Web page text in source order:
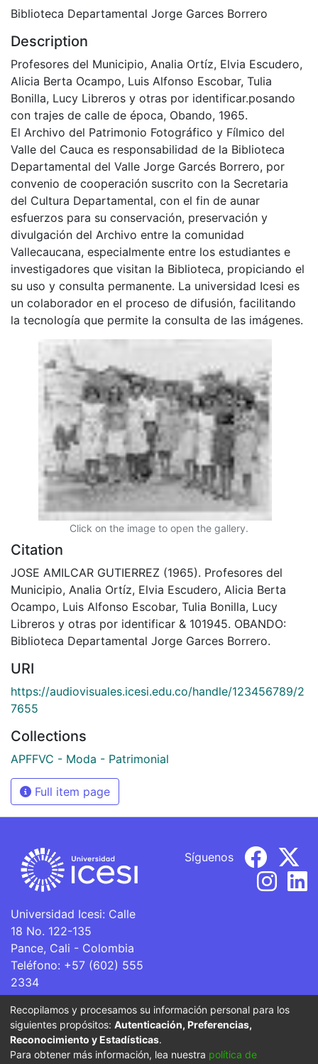
Biblioteca Departamental Jorge Garces Borrero
Description
Profesores del Municipio, Analia Ortíz, Elvia Escudero,
Alicia Berta Ocampo, Luis Alfonso Escobar, Tulia
Bonilla, Lucy Libreros y otras por identificar.posando
con trajes de calle de época, Obando, 1965.
El Archivo del Patrimonio Fotográfico y Fílmico del
Valle del Cauca es responsabilidad de la Biblioteca
Departamental del Valle Jorge Garcés Borrero, por
convenio de cooperación suscrito con la Secretaria
del Cultura Departamental, con el fin de aunar
esfuerzos para su conservación, preservación y
divulgación del Archivo entre la comunidad
Vallecaucana, especialmente entre los estudiantes e
investigadores que visitan la Biblioteca, propiciando el
su uso y consulta permanente. La universidad Icesi es
un colaborador en el proceso de difusión, facilitando
la tecnología que permite la consulta de las imágenes.
Click on the image to open the gallery.
Citation
JOSE AMILCAR GUTIERREZ (1965). Profesores del
Municipio, Analia Ortíz, Elvia Escudero, Alicia Berta
Ocampo, Luis Alfonso Escobar, Tulia Bonilla, Lucy
Libreros y otras por identificar & 101945. OBANDO:
Biblioteca Departamental Jorge Garces Borrero.
URI
https://audiovisuales.icesi.edu.co/handle/123456789/2
7655
Collections
APFFVC - Moda - Patrimonial
Full item page
Universidad Icesi: Calle
18 No. 122-135
Pance, Cali - Colombia
Teléfono: +57 (602) 555
2334
ventanillaunica@icesi.edu.co
Síguenos
La Universidad Icesi es una Institución de Educación
Superior que se encuentra sujeta a inspección y vigilancia
Recopilamos y procesamos su información personal para los
siguientes propósitos: Autenticación, Preferencias,
Reconocimiento y Estadísticas.
Para obtener más información, lea nuestra política de